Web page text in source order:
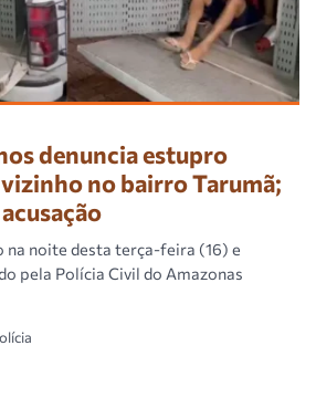
denuncia estupro
no bairro Tarumã;
na noite desta terça-feira (16) e
pela Polícia Civil do Amazonas